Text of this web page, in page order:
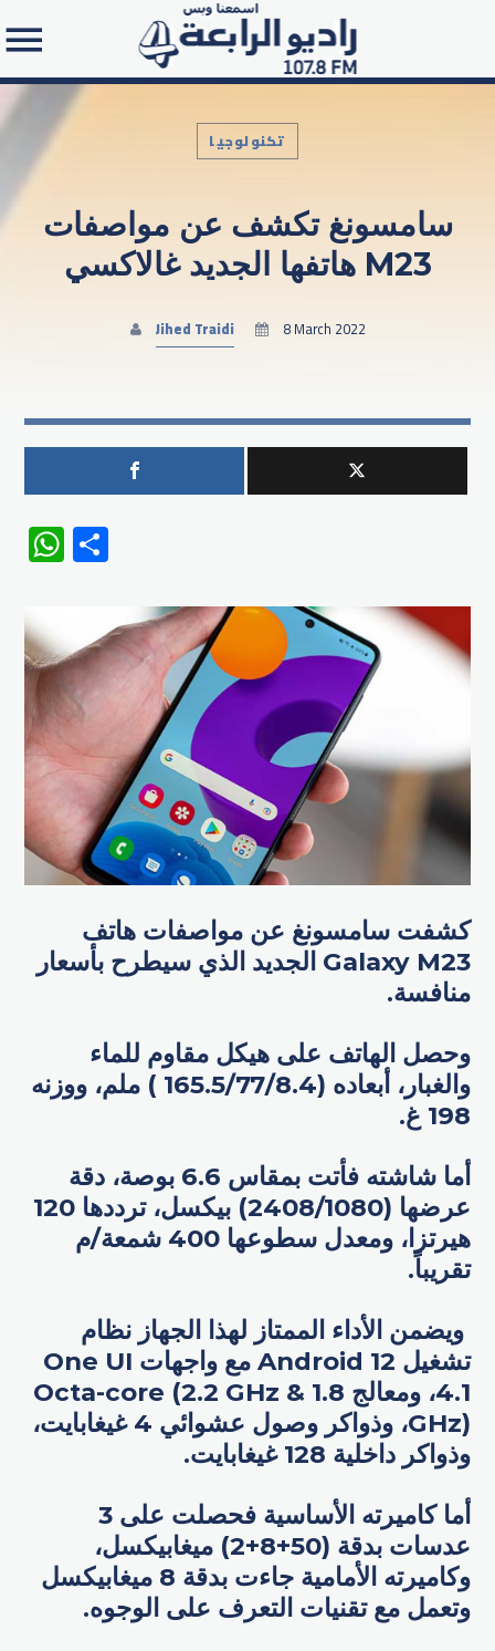
Search in the website:
تكنولوجيا
سامسونغ تكشف عن مواصفات
هاتفها الجديد غالاكسي M23
Jihed Traidi 8 March 2022
WhatsApp
كشفت سامسونغ عن مواصفات هاتف
Galaxy M23 الجديد الذي سيطرح بأسعار
منافسة.
وحصل الهاتف على هيكل مقاوم للماء
والغبار، أبعاده (165.5/77/8.4 ) ملم، ووزنه
198 غ.
أما شاشته فأتت بمقاس 6.6 بوصة، دقة
عرضها (2408/1080) بيكسل، ترددها 120
هيرتزا، ومعدل سطوعها 400 شمعة/م
تقريباً.
ويضمن الأداء الممتاز لهذا الجهاز نظام
تشغيل Android 12 مع واجهات One UI
4.1، ومعالج Octa-core (2.2 GHz & 1.8
GHz)، وذواكر وصول عشوائي 4 غيغابايت،
وذواكر داخلية 128 غيغابايت.
أما كاميرته الأساسية فحصلت على 3
عدسات بدقة (50+8+2) ميغابيكسل،
وكاميرته الأمامية جاءت بدقة 8 ميغابيكسل
وتعمل مع تقنيات التعرف على الوجوه.